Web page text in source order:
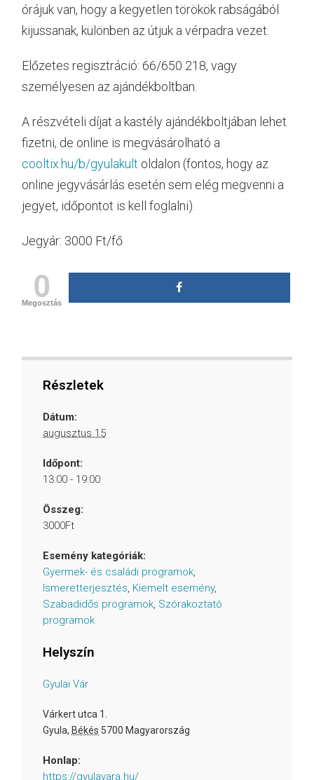
órájuk van, hogy a kegyetlen törökök rabságából
kijussanak, különben az útjuk a vérpadra vezet.
Előzetes regisztráció: 66/650 218, vagy
személyesen az ajándékboltban.
A részvételi díjat a kastély ajándékboltjában lehet
fizetni, de online is megvásárolható a
cooltix.hu/b/gyulakult oldalon (fontos, hogy az
online jegyvásárlás esetén sem elég megvenni a
jegyet, időpontot is kell foglalni).
Jegyár: 3000 Ft/fő
0
Megosztás
Részletek
Dátum:
augusztus 15
Időpont:
13:00 - 19:00
Összeg:
3000Ft
Esemény kategóriák:
Gyermek- és családi programok,
Ismeretterjesztés, Kiemelt esemény,
Szabadidős programok, Szórakoztató
programok
Helyszín
Gyulai Vár
Várkert utca 1.
Gyula, Békés 5700 Magyarország
Honlap:
https://gyulavara.hu/